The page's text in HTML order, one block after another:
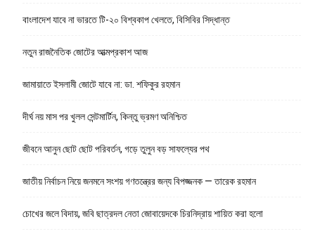
বাংলাদেশ যাবে না ভারতে টি-২০ বিশ্বকাপ খেলতে, বিসিবির সিদ্ধান্ত
নতুন রাজনৈতিক জোটের আত্মপ্রকাশ আজ
জামায়াতে ইসলামী জোটে যাবে না: ডা. শফিকুর রহমান
দীর্ঘ নয় মাস পর খুলল সেন্টমার্টিন, কিন্তু ভ্রমণ অনিশ্চিত
জীবনে আনুন ছোট ছোট পরিবর্তন, গড়ে তুলুন বড় সাফল্যের পথ
জাতীয় নির্বাচন নিয়ে জনমনে সংশয় গণতন্ত্রের জন্য বিপজ্জনক — তারেক রহমান
চোখের জলে বিদায়, জবি ছাত্রদল নেতা জোবায়েদকে চিরনিদ্রায় শায়িত করা হলো